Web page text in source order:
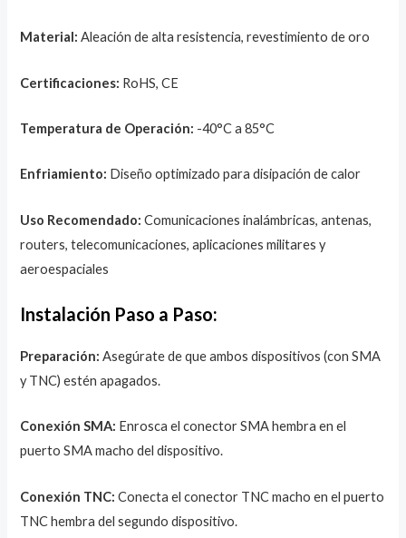
Material: Aleación de alta resistencia, revestimiento de oro
Certificaciones: RoHS, CE
Temperatura de Operación: -40°C a 85°C
Enfriamiento: Diseño optimizado para disipación de calor
Uso Recomendado: Comunicaciones inalámbricas, antenas,
routers, telecomunicaciones, aplicaciones militares y
aeroespaciales
Instalación Paso a Paso:
Preparación: Asegúrate de que ambos dispositivos (con SMA
y TNC) estén apagados.
Conexión SMA: Enrosca el conector SMA hembra en el
puerto SMA macho del dispositivo.
Conexión TNC: Conecta el conector TNC macho en el puerto
TNC hembra del segundo dispositivo.